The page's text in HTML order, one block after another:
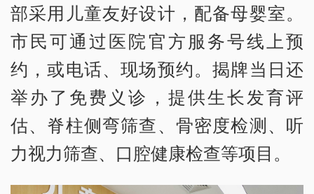
部采用儿童友好设计，配备母婴室。
市民可通过医院官方服务号线上预
约，或电话、现场预约。揭牌当日还
举办了免费义诊，提供生长发育评
估、脊柱侧弯筛查、骨密度检测、听
力视力筛查、口腔健康检查等项目。